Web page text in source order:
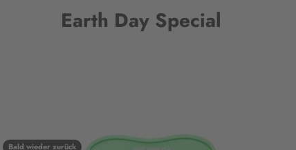
Earth Day Special
Bald wieder zurück